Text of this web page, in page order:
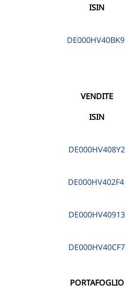
ISIN
DE000HV40BK9
VENDITE
ISIN
DE000HV408Y2
DE000HV402F4
DE000HV40913
DE000HV40CF7
PORTAFOGLIO